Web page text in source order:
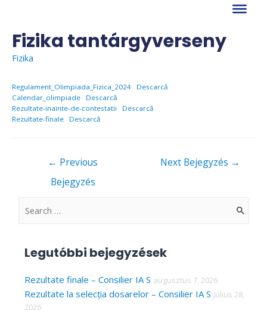
contentFizika tantárgyverseny
Fizika
Regulament_Olimpiada_Fizica_2024
Descarcă
Calendar_olimpiade
Descarcă
Rezultate-inainte-de-contestatii
Descarcă
Rezultate-finale
Descarcă
← Previous
Bejegyzés
Next Bejegyzés →
S
c
h
f
Legutóbbi bejegyzések
Rezultate finale – Consilier IA S augusztus 7, 2026
Rezultate la selecția dosarelor – Consilier IA S július 28,
2026